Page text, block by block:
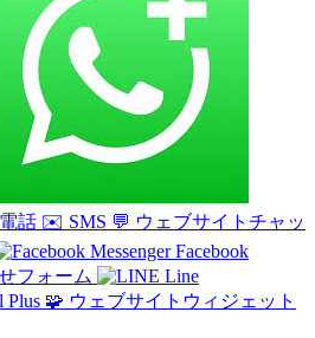
電話 ✉️ SMS 💬 ウェブサイトチャッ
Facebook
フォーム
Line
Plus 🧩 ウェブサイトウィジェット